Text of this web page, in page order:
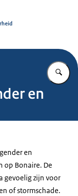
en
en
op Bonaire. De
gevoelig zijn voor
of stormschade.